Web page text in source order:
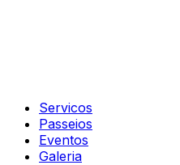
Servicos
Passeios
Eventos
Galeria